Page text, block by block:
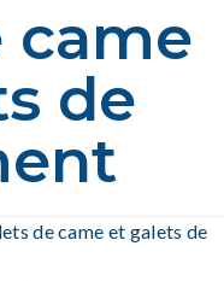
came
de
de came et galets de